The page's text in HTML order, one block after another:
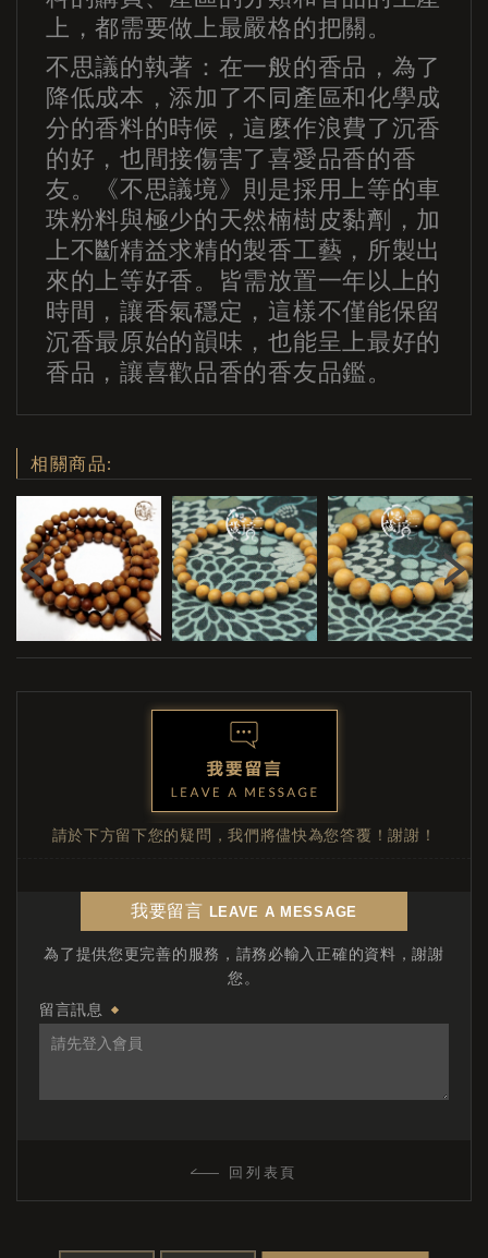
上，都需要做上最嚴格的把關。
不思議的執著：在一般的香品，為了
降低成本，添加了不同產區和化學成
分的香料的時候，這麼作浪費了沉香
的好，也間接傷害了喜愛品香的香
友。《不思議境》則是採用上等的車
珠粉料與極少的天然楠樹皮黏劑，加
上不斷精益求精的製香工藝，所製出
來的上等好香。皆需放置一年以上的
時間，讓香氣穩定，這樣不僅能保留
沉香最原始的韻味，也能呈上最好的
香品，讓喜歡品香的香友品鑑。
相關商品:
Previous
請於下方留下您的疑問，我們將儘快為您答覆！謝謝！
我要留言 LEAVE A MESSAGE
為了提供您更完善的服務，請務必輸入正確的資料，謝謝
您。
留言訊息
回列表頁